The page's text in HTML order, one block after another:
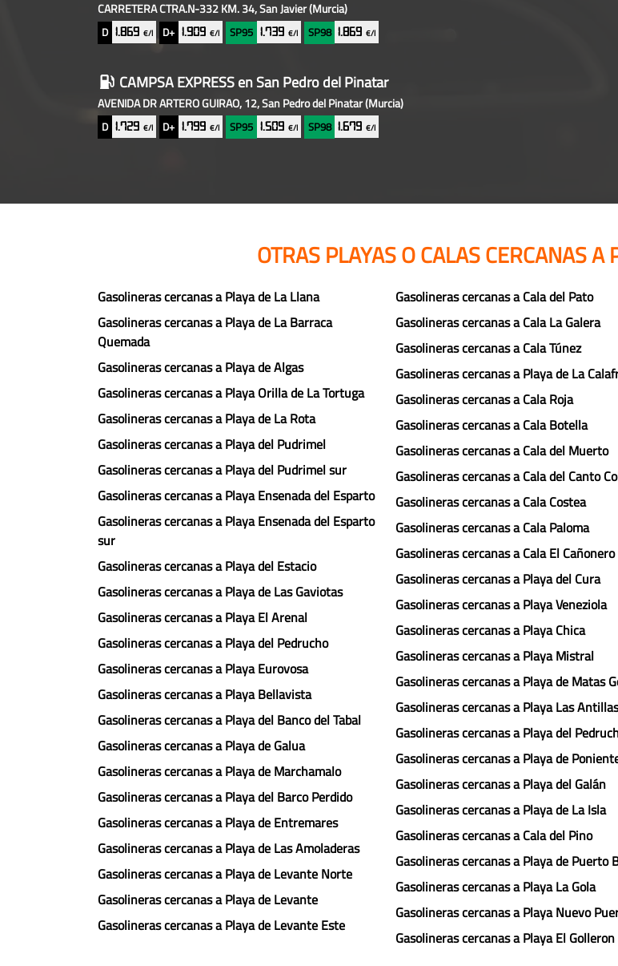
CARRETERA CTRA.N-332 KM. 34, San Javier(Murcia)
D 1.869 €/l D+ 1.909€/l SP95 1.739 €/l SP98 1.869€/l
CAMPSA EXPRESSen San Pedro del Pinatar
AVENIDA DR ARTERO GUIRAO, 12, San Pedro del Pinatar(Murcia)
D 1.729 €/l D+ 1.799€/l SP95 1.509 €/l SP98 1.679€/l
OTRAS PLAYAS O CALAS CERCANAS A
Gasolineras cercanas a Playa de La Llana
Gasolineras cercanas a Playa de La Barraca
Quemada
Gasolineras cercanas a Playa de Algas
Gasolineras cercanas a Playa Orilla de La Tortuga
Gasolineras cercanas a Playa de La Rota
Gasolineras cercanas a Playa del Pudrimel
Gasolineras cercanas a Playa del Pudrimel sur
Gasolineras cercanas a Playa Ensenada del Esparto
Gasolineras cercanas a Playa Ensenada del Esparto
sur
Gasolineras cercanas a Playa del Estacio
Gasolineras cercanas a Playa de Las Gaviotas
Gasolineras cercanas a Playa El Arenal
Gasolineras cercanas a Playa del Pedrucho
Gasolineras cercanas a Playa Eurovosa
Gasolineras cercanas a Playa Bellavista
Gasolineras cercanas a Playa del Banco del Tabal
Gasolineras cercanas a Playa de Galua
Gasolineras cercanas a Playa de Marchamalo
Gasolineras cercanas a Playa del Barco Perdido
Gasolineras cercanas a Playa de Entremares
Gasolineras cercanas a Playa de Las Amoladeras
Gasolineras cercanas a Playa de Levante Norte
Gasolineras cercanas a Playa de Levante
Gasolineras cercanas a Playa de Levante Este
Gasolineras cercanas a Cala del Pato
Gasolineras cercanas a Cala La Galera
Gasolineras cercanas a Cala Túnez
Gasolineras cercanas a Playa de La
Gasolineras cercanas a Cala Roja
Gasolineras cercanas a Cala Botella
Gasolineras cercanas a Cala del Muerto
Gasolineras cercanas a Cala del Canto
Gasolineras cercanas a Cala Costea
Gasolineras cercanas a Cala Paloma
Gasolineras cercanas a Cala El Cañonero
Gasolineras cercanas a Playa del Cura
Gasolineras cercanas a Playa Veneziola
Gasolineras cercanas a Playa Chica
Gasolineras cercanas a Playa Mistral
Gasolineras cercanas a Playa de Matas
Gasolineras cercanas a Playa Las Antillas
Gasolineras cercanas a Playa del
Gasolineras cercanas a Playa de
Gasolineras cercanas a Playa del Galán
Gasolineras cercanas a Playa de La Isla
Gasolineras cercanas a Cala del Pino
Gasolineras cercanas a Playa de Puerto
Gasolineras cercanas a Playa La Gola
Gasolineras cercanas a Playa Nuevo
Gasolineras cercanas a Playa El Golleron